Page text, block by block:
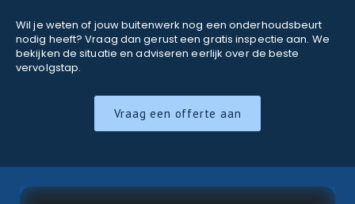
Wil je weten of jouw buitenwerk nog een onderhoudsbeurt
nodig heeft? Vraag dan gerust een gratis inspectie aan. We
bekijken de situatie en adviseren eerlijk over de beste
vervolgstap.
Vraag een offerte aan